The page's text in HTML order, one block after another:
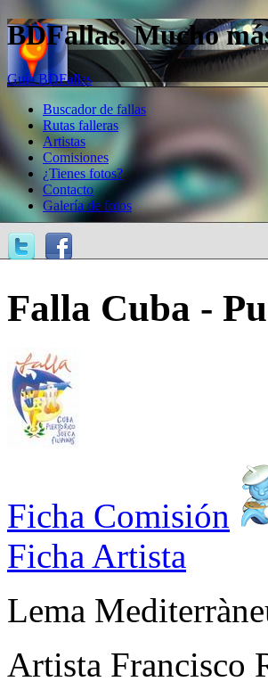
BDFallas. Mucho
Guía BDFallas
Buscador de fallas
Rutas falleras
Artistas
Comisiones
¿Tienes fotos?
Contacto
Galería de fotos
Falla Cuba -
Ficha Comisión
Ficha Artista
Lema
Artista Francisco